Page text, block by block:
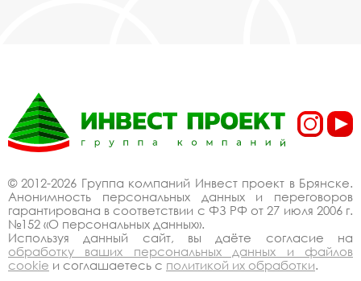
© 2012-2026 Группа компаний Инвест проект в Брянске.
Анонимность персональных данных и переговоров
гарантирована в соответствии с ФЗ РФ от 27 июля 2006 г.
№152 «О персональных данных».
Используя данный сайт, вы даёте согласие на
обработку ваших персональных данных и файлов
cookie и соглашаетесь с политикой их обработки.